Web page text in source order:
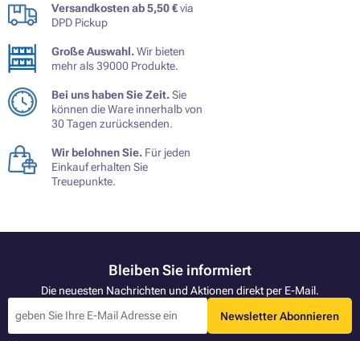
Versandkosten ab 5,50 €via
DPD Pickup
Große Auswahl.Wir bieten
mehr als 39000 Produkte.
Bei uns haben Sie Zeit.Sie
können die Ware innerhalb von
30 Tagen zurücksenden.
Wir belohnen Sie. Für jeden
Einkauf erhalten Sie
Treuepunkte.
Bleiben Sie informiert
Die neuesten Nachrichten und Aktionen direkt per E-Mail.
Newsletter Abonnieren